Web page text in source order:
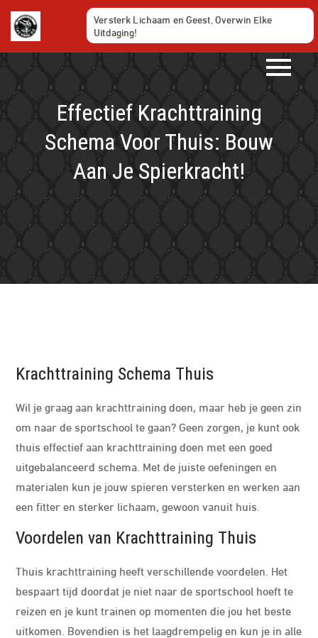
Ga
naar
de
inhoud
Versterk Lichaam en Geest, Overwin Elke
Uitdaging!
Effectief Krachttraining
Schema Voor Thuis: Bouw
Aan Je Spierkracht!
Krachttraining Schema Thuis
Wil je graag aan krachttraining doen, maar heb je geen zin
om naar de sportschool te gaan? Geen zorgen, je kunt ook
thuis effectief aan krachttraining doen met een goed
uitgebalanceerd schema. Met de juiste oefeningen en
materialen kun je jouw spieren versterken en werken aan
een fitter en sterker lichaam, gewoon vanuit huis.
Voordelen van Krachttraining Thuis
Thuis krachttraining heeft verschillende voordelen. Het
bespaart tijd doordat je niet naar de sportschool hoeft te
reizen en je kunt trainen op momenten die jou het beste
uitkomen. Bovendien is het laagdrempelig en kun je in alle